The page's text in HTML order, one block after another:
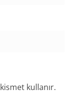
kullanır.